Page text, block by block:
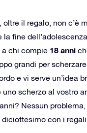
oltre il regalo, non c’è
la fine
a chi compie 18 anni
grandi per
e vi serve un’idea
uno scherzo al vostro
Nessun
con i